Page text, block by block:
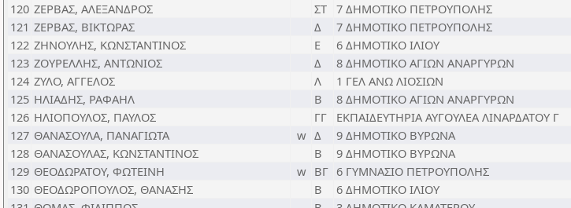
120 ΖΕΡΒΑΣ, ΑΛΕΞΑΝΔΡΟΣ ΣΤ 7 ΔΗΜΟΤΙΚΟ ΠΕΤΡΟΥΠΟΛΗΣ
121 ΖΕΡΒΑΣ, ΒΙΚΤΩΡΑΣ Δ
7 ΔΗΜΟΤΙΚΟ ΠΕΤΡΟΥΠΟΛΗΣ
122 ΖΗΝΟΥΛΗΣ, ΚΩΝΣΤΑΝΤΙΝΟΣ Ε
6 ΔΗΜΟΤΙΚΟ ΙΛΙΟΥ
123 ΖΟΥΡΕΛΛΗΣ, ΑΝΤΩΝΙΟΣ Δ
8 ΔΗΜΟΤΙΚΟ ΑΓΙΩΝ ΑΝΑΡΓΥΡΩΝ
124 ΖΥΛΟ, ΑΓΓΕΛΟΣ Λ
1 ΓΕΛ ΑΝΩ ΛΙΟΣΙΩΝ
125 ΗΛΙΑΔΗΣ, ΡΑΦΑΗΛ Β
8 ΔΗΜΟΤΙΚΟ ΑΓΙΩΝ ΑΝΑΡΓΥΡΩΝ
126 ΗΛΙΟΠΟΥΛΟΣ, ΠΑΥΛΟΣ ΓΓ
ΕΚΠΑΙΔΕΥΤΗΡΙΑ ΑΥΓΟΥΛΕΑ ΛΙΝΑΡΔΑΤΟΥ Γ
127 ΘΑΝΑΣΟΥΛΑ, ΠΑΝΑΓΙΩΤΑ w Δ
9 ΔΗΜΟΤΙΚΟ ΒΥΡΩΝΑ
128 ΘΑΝΑΣΟΥΛΑΣ, ΚΩΝΣΤΑΝΤΙΝΟΣ Β
9 ΔΗΜΟΤΙΚΟ ΒΥΡΩΝΑ
129 ΘΕΟΔΩΡΑΤΟΥ, ΦΩΤΕΙΝΗ w ΒΓ 6 ΓΥΜΝΑΣΙΟ ΠΕΤΡΟΥΠΟΛΗΣ
130 ΘΕΟΔΩΡΟΠΟΥΛΟΣ, ΘΑΝΑΣΗΣ Β
6 ΔΗΜΟΤΙΚΟ ΙΛΙΟΥ